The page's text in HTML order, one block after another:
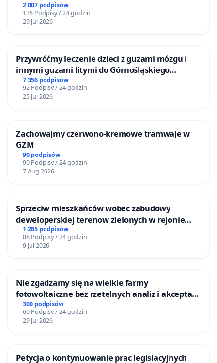
2 007 podpisów
135 Podpisy / 24 godzin
29 Jul 2026
Przywróćmy leczenie dzieci z guzami mózgu i
innymi guzami litymi do Górnośląskiego
Centrum Zdrowia Dziecka w Katowicach
7 356 podpisów
92 Podpisy / 24 godzin
25 Jul 2026
Zachowajmy czerwono-kremowe tramwaje w
GZM
90 podpisów
90 Podpisy / 24 godzin
7 Aug 2026
Sprzeciw mieszkańców wobec zabudowy
deweloperskiej terenow zielonych w rejonie
Bulwarów Straceńskich w Bielsku-Białej
1 285 podpisów
88 Podpisy / 24 godzin
9 Jul 2026
Nie zgadzamy się na wielkie farmy
fotowoltaiczne bez rzetelnych analiz i akceptacji
mieszkańców
300 podpisów
60 Podpisy / 24 godzin
29 Jul 2026
Petycja o kontynuowanie prac legislacyjnych